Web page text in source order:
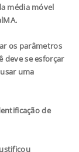
média móvel
os parâmetros
deve se esforçar
uma
de